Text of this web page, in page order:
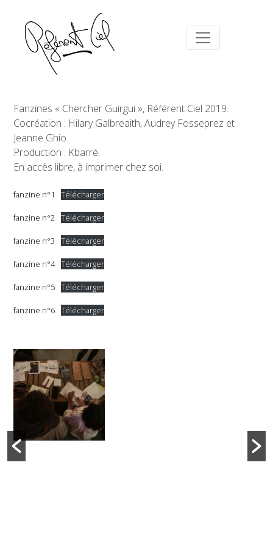
Fanzines « Chercher Guirgui », Référent Ciel 2019.
Cocréation : Hilary Galbreaith, Audrey Fosseprez et
Jeanne Ghio.
Production : Kbarré.
En accès libre, à imprimer chez soi.
fanzine n°1 Télécharger
fanzine n°2 Télécharger
fanzine n°3 Télécharger
fanzine n°4 Télécharger
fanzine n°5 Télécharger
fanzine n°6 Télécharger